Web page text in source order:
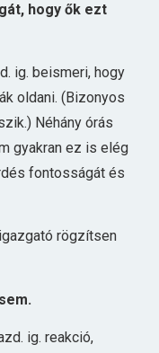
hogy ők ezt
ig. beismeri, hogy
oldani. (Bizonyos
Néhány órás
gyakran ez is elég
fontosságát és
rögzítsen
ig. reakció,